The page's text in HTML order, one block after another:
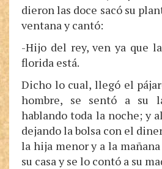
dieron las doce sacó su
ventana y cantó:
-Hijo del rey, ven ya que
florida está.
Dicho lo cual, llegó el
hombre, se sentó a su
hablando toda la noche; y
dejando la bolsa con el
la hija menor y a la
su casa y se lo contó a su